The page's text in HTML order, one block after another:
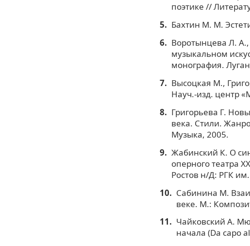
поэтике //
Бахтин М. М.
Воротынцева Л.
музыкальном
монография.
Высоцкая М.,
Науч.-изд. центр
Григорьева Г.
века. Стили.
Музыка, 2005.
Жабинский К. О
оперного театра
Ростов н/Д: РГК
Сабинина М.
веке. М.:
Чайковский А.
начала (Da capo